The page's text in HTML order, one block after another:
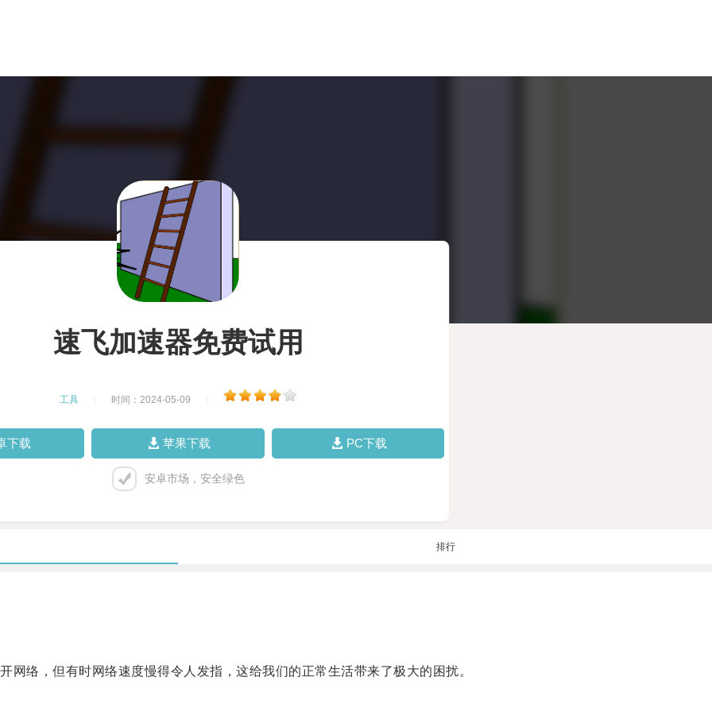
速飞加速器免费试用
工具 时间：2024-05-09
下载 苹果下载 PC下载
安卓市场，安全绿色
排行
，但有时网络速度慢得令人发指，这给我们的正常生活带来了极大的困扰。